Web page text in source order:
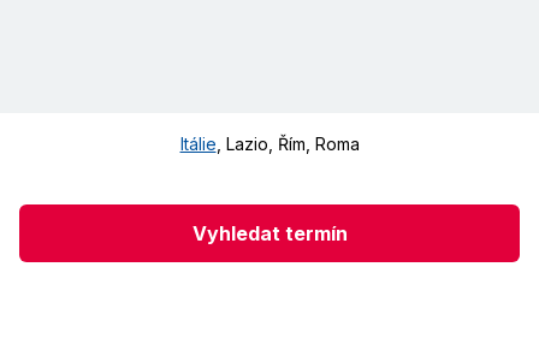
Itálie Lazio, Řím Roma
Vyhledat termín